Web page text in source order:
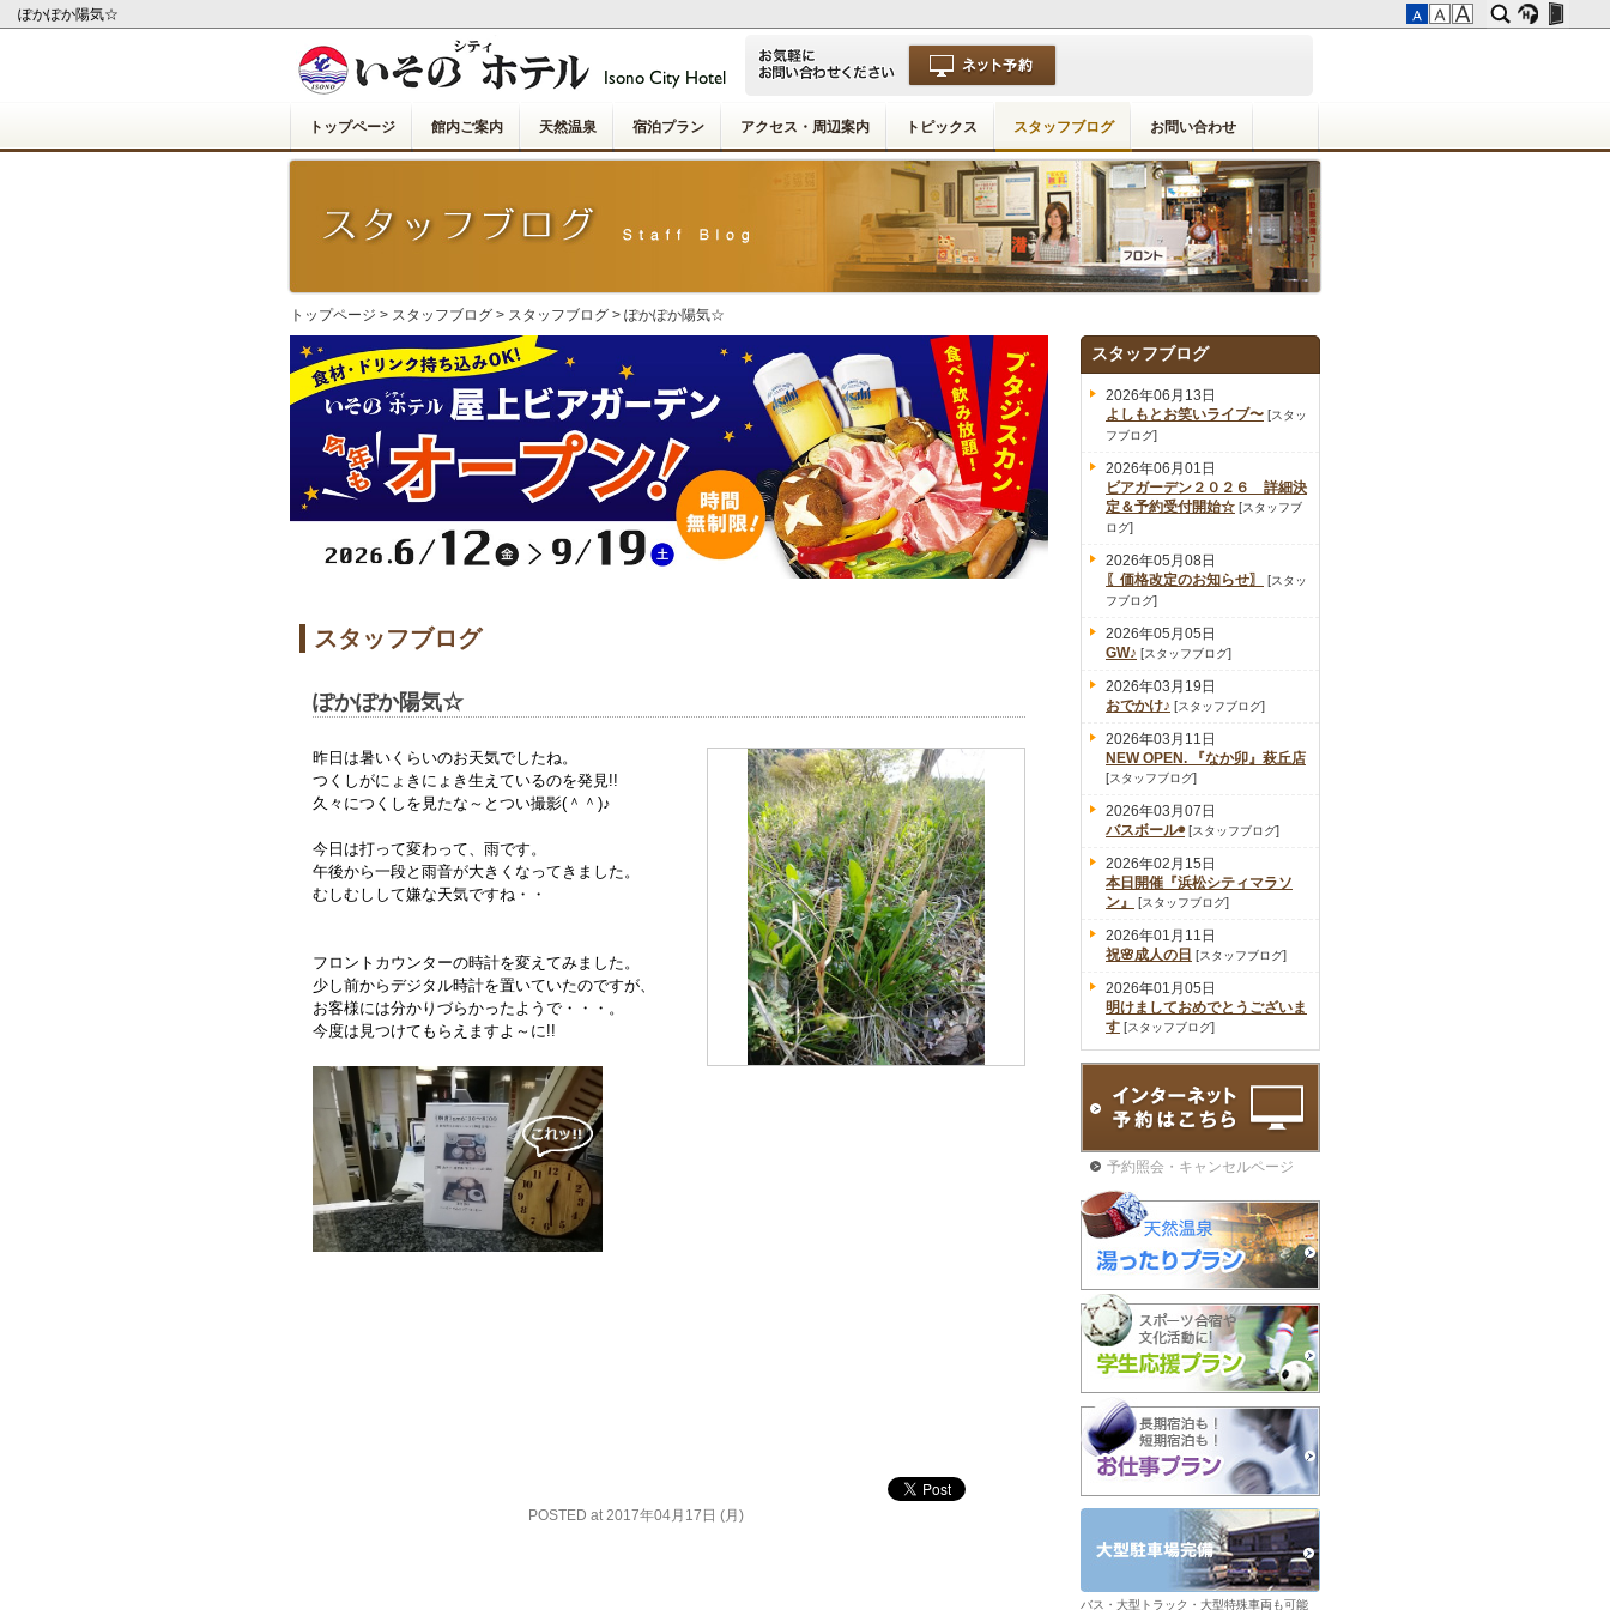
ぽかぽか陽気☆
トップページ 館内ご案内 天然温泉 宿泊プラン アクセス・周辺案内 トピックス スタッフブログ お問い合わせ
トップページ > スタッフブログ > スタッフブログ > ぽかぽか陽気☆
スタッフブログ
ぽかぽか陽気☆
昨日は暑いくらいのお天気でしたね。
つくしがにょきにょき生えているのを発見!!
久々につくしを見たな～とつい撮影(＾＾)♪
今日は打って変わって、雨です。
午後から一段と雨音が大きくなってきました。
むしむしして嫌な天気ですね・・
フロントカウンターの時計を変えてみました。
少し前からデジタル時計を置いていたのですが、
お客様には分かりづらかったようで・・・。
今度は見つけてもらえますよ～に!!
POSTED at 2017年04月17日 (月)
スタッフブログ
2026年06月13日
よしもとお笑いライブ〜 [スタッ
フブログ]
2026年06月01日
ビアガーデン２０２６ 詳細決
定＆予約受付開始☆ [スタッフブ
ログ]
2026年05月08日
〖価格改定のお知らせ〗
[スタッ
フブログ]
2026年05月05日
GW♪ [スタッフブログ]
2026年03月19日
おでかけ♪ [スタッフブログ]
2026年03月11日
NEW OPEN. 『なか卯』萩丘店
[スタッフブログ]
2026年03月07日
バスボール◉ [スタッフブログ]
2026年02月15日
本日開催『浜松シティマラソ
ン』
[スタッフブログ]
2026年01月11日
祝🌸成人の日 [スタッフブログ]
2026年01月05日
明けましておめでとうございま
す [スタッフブログ]
予約照会・キャンセルページ
バス・大型トラック・大型特殊車両も可能